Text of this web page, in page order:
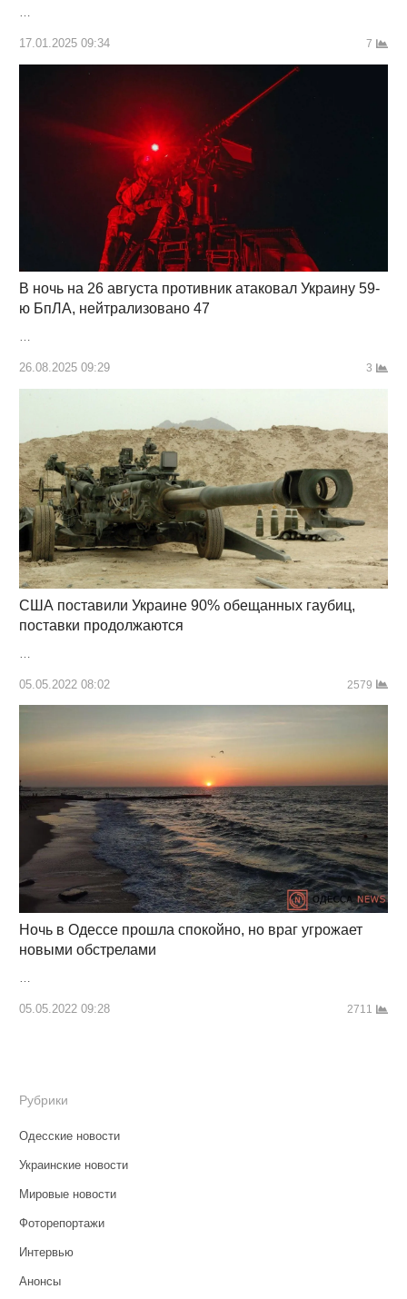
17.01.2025 09:34 7
В ночь на 26 августа противник атаковал Украину 59-
ю БпЛА, нейтрализовано 47
26.08.2025 09:29 3
США поставили Украине 90% обещанных гаубиц,
поставки продолжаются
05.05.2022 08:02 2579
Ночь в Одессе прошла спокойно, но враг угрожает
новыми обстрелами
05.05.2022 09:28 2711
Рубрики
Одесские новости
Украинские новости
Мировые новости
Фоторепортажи
Интервью
Анонсы